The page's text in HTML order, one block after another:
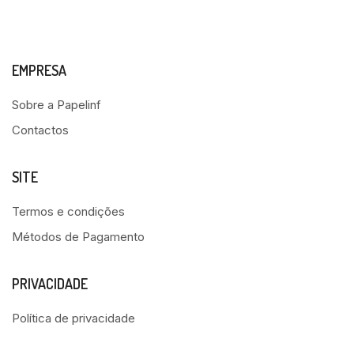
EMPRESA
Sobre a Papelinf
Contactos
SITE
Termos e condições
Métodos de Pagamento
PRIVACIDADE
Política de privacidade